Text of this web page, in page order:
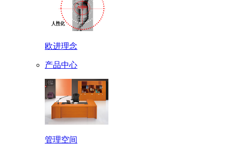
欧进理念
产品中心
管理空间